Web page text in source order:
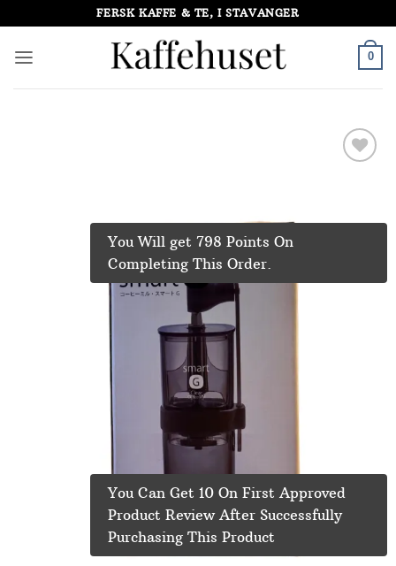
to
content
FERSK KAFFE & TE, I STAVANGER
0
You Will get 798 Points On
Completing This Order.
You Can Get 10 On First Approved
Product Review After Successfully
Purchasing This Product